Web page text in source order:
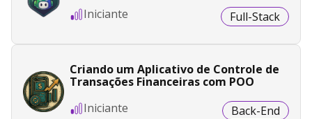
Iniciante
Full-Stack
Criando um Aplicativo de Controle de
Transações Financeiras com POO
Iniciante
Back-End